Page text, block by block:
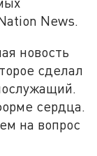
News.
новость
сделал
сердца.
на вопрос